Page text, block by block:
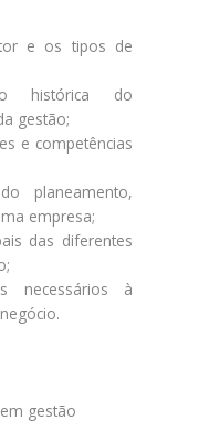
e os tipos de
histórica do
gestão;
e competências
planeamento,
empresa;
das diferentes
necessários à
gestão